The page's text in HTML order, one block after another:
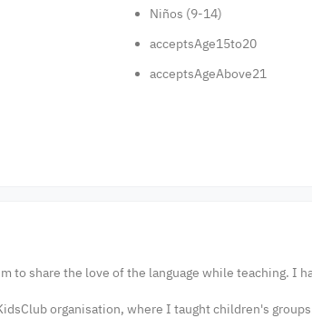
Niños (9-14)
acceptsAge15to20
acceptsAgeAbove21
to share the love of the language while teaching. I
organisation, where I taught children's